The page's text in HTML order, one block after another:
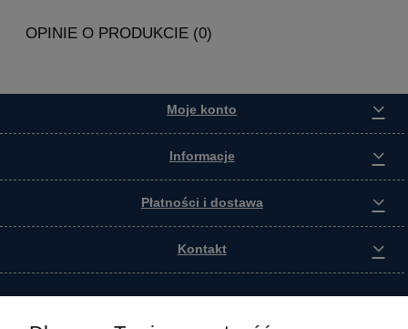
OPINIE O PRODUKCIE (0)
Moje konto
Informacje
Płatności i dostawa
Kontakt